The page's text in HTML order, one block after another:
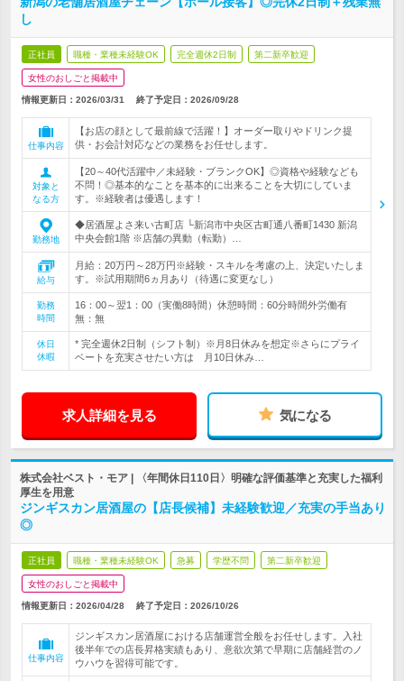
し
正社員 職種・業種未経験OK 完全週休2日制 第二新卒歓迎
女性のおしごと掲載中
情報更新日：2026/03/31 終了予定日： 2026/09/28
仕事内容
【お店の顔として最前線で活躍！】オーダー取りやドリンク提
供・お会計対応などの業務をお任せします。
対象と
なる方
【20～40代活躍中／未経験・ブランクOK】◎資格や経験なども
不問！◎基本的なことを基本的に出来ることを大切にしていま
す。※経験者は優遇します！
勤務地
◆居酒屋よさ来い古町店 └新潟市中央区古町通八番町1430 新潟
中央会館1階 ※店舗の異動（転勤）…
給与
月給：20万円～28万円※経験・スキルを考慮の上、決定いたしま
す。※試用期間6ヵ月あり（待遇に変更なし）
勤務
時間
16：00～翌1：00（実働8時間）休憩時間：60分時間外労働有
無：無
休日
休暇
* 完全週休2日制（シフト制）※月8日休みを想定※さらにプライ
ベートを充実させたい方は 月10日休み…
求人詳細を見る 気になる
株式会社ベスト・モア | 〈年間休日110日〉明確な評価基準と充実した福利
厚生を用意
ジンギスカン居酒屋の【店長候補】未経験歓迎／充実の手当あり
◎
正社員 職種・業種未経験OK 急募 学歴不問 第二新卒歓迎
女性のおしごと掲載中
情報更新日：2026/04/28 終了予定日： 2026/10/26
仕事内容
ジンギスカン居酒屋における店舗運営全般をお任せします。入社
後半年での店長昇格実績もあり、意欲次第で早期に店舗経営のノ
ウハウを習得可能です。